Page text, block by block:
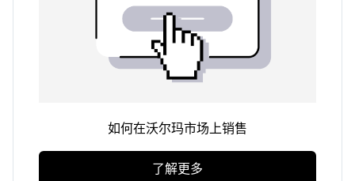
如何在沃尔玛市场上销售
了解更多